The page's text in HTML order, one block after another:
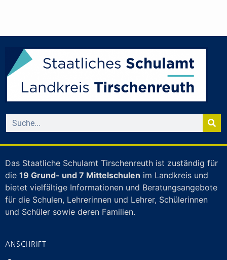
Das Staatliche Schulamt Tirschenreuth ist zuständig für
die 19 Grund- und 7 Mittelschulen im Landkreis und
bietet vielfältige Informationen und Beratungsangebote
für die Schulen, Lehrerinnen und Lehrer, Schülerinnen
und Schüler sowie deren Familien.
ANSCHRIFT